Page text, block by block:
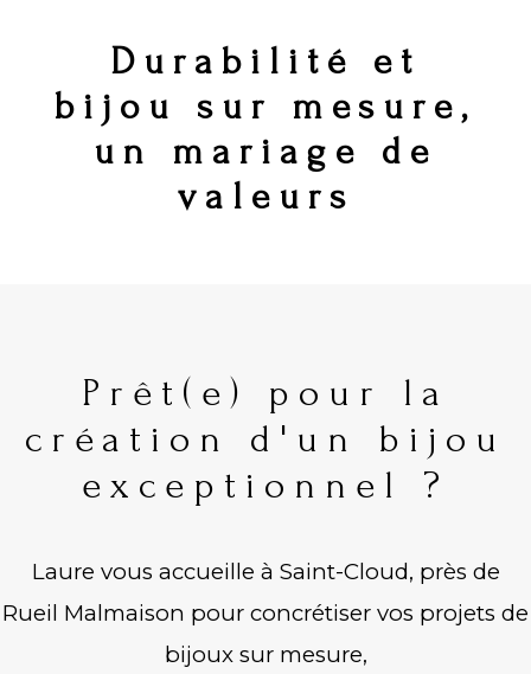
Durabilité et
bijou sur mesure,
un mariage de
valeurs
Prêt(e) pour la
création d'un bijou
exceptionnel ?
Laure vous accueille à Saint-Cloud, près de
Rueil Malmaison pour concrétiser vos projets de
bijoux sur mesure,